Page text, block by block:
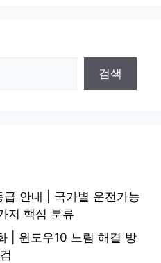
검색
안내 | 국가별 운전가능
지 핵심 분류
| 윈도우10 느림 해결 방